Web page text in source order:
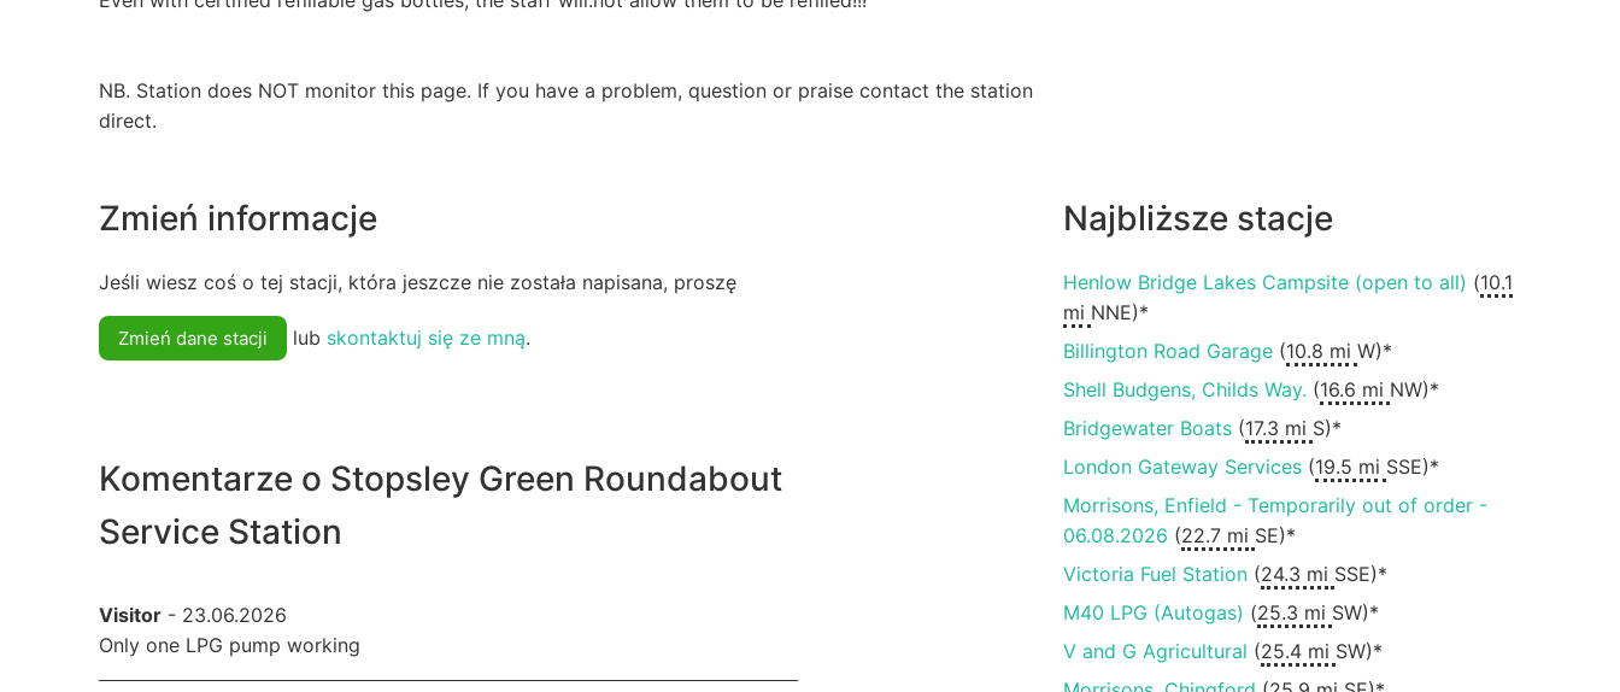
NB. Station does NOT monitor this page. If you have a problem, question or praise contact the station
direct.
Zmień informacje
Jeśli wiesz coś o tej stacji, która jeszcze nie została napisana, proszę
Zmień dane stacji lub skontaktuj się ze mną.
Komentarze o Stopsley Green Roundabout
Service Station
Visitor - 23.06.2026
Only one LPG pump working
Najbliższe stacje
Henlow Bridge Lakes Campsite (open to all) (10.1
mi NNE)*
Billington Road Garage(10.8 mi W)*
Shell Budgens, Childs Way. (16.6 mi NW)*
Bridgewater Boats(17.3 mi S)*
London Gateway Services(19.5 mi SSE)*
Morrisons, Enfield - Temporarily out of order -
06.08.2026 (22.7 mi SE)*
Victoria Fuel Station(24.3 mi SSE)*
M40 LPG (Autogas) (25.3 mi SW)*
V and G Agricultural (25.4 mi SW)*